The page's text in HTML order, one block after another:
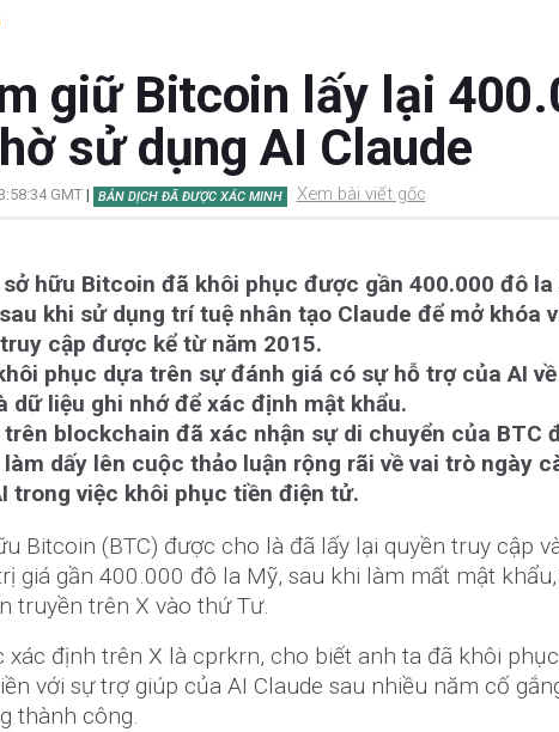
giữ Bitcoin lấy lại
sử dụng AI Claude
GMT| BẢN DỊCH ĐÃ ĐƯỢC XÁC MINH Xem bài viết gốc
hữu Bitcoin đã khôi phục được gần 400.000 đô la
khi sử dụng trí tuệ nhân tạo Claude để mở khóa
cập được kể từ năm 2015.
phục dựa trên sự đánh giá có sự hỗ trợ của AI
dữ liệu ghi nhớ để xác định mật khẩu.
trên blockchain đã xác nhận sự di chuyển của BTC
dấy lên cuộc thảo luận rộng rãi về vai trò ngày
trong việc khôi phục tiền điện tử.
Bitcoin (BTC) được cho là đã lấy lại quyền truy cập
giá gần 400.000 đô la Mỹ, sau khi làm mất mật
truyền trên X vào thứ Tư.
xác định trên X là cprkrn, cho biết anh ta đã khôi phục
với sự trợ giúp của AI Claude sau nhiều năm cố
thành công.